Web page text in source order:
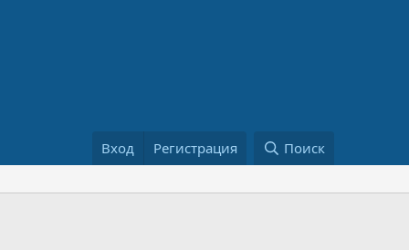
Вход Регистрация Поиск